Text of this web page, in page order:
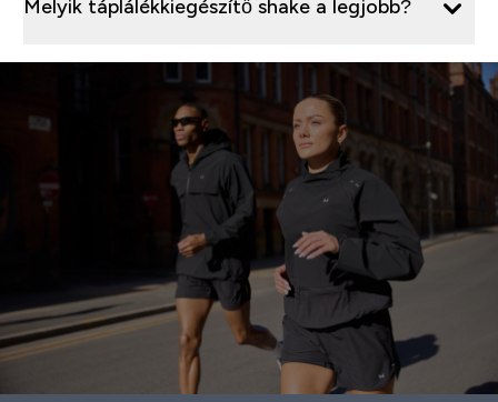
Melyik táplálékkiegészítő shake a legjobb?